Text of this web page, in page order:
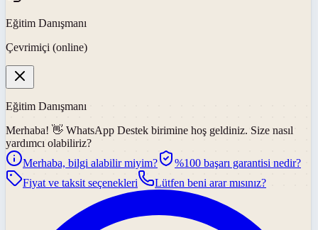
Eğitim Danışmanı
Çevrimiçi (online)
Eğitim Danışmanı
Merhaba! 👋 WhatsApp Destek birimine hoş geldiniz. Size nasıl
yardımcı olabiliriz?
Merhaba, bilgi alabilir miyim?
%100 başarı garantisi nedir?
Fiyat ve taksit seçenekleri
Lütfen beni arar mısınız?